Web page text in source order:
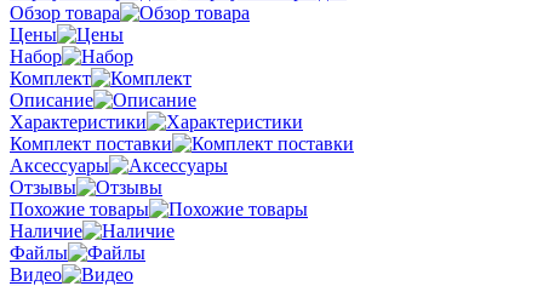
Обзор товара
Цены
Набор
Комплект
Описание
Характеристики
Комплект поставки
Аксессуары
Отзывы
Похожие товары
Наличие
Файлы
Видео